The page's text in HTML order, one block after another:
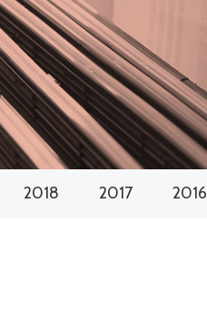
2018 2017 2016